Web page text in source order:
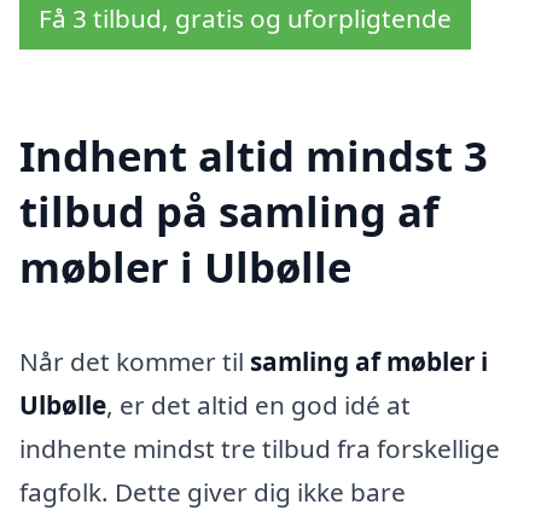
Få 3 tilbud, gratis og uforpligtende
Indhent altid mindst 3
tilbud på samling af
møbler i Ulbølle
Når det kommer til samling af møbler i
Ulbølle, er det altid en god idé at
indhente mindst tre tilbud fra forskellige
fagfolk. Dette giver dig ikke bare